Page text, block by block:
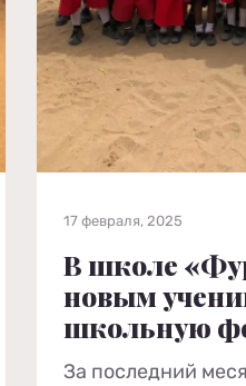
17 февраля, 2025
В школе
новым
школьную
За последний